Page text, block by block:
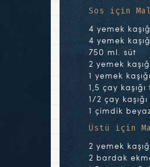
Sos için
4 yemek
4 yemek
750 ml. süt
2 yemek
1 yemek
1,5 çay kaşığı
1/2 çay
1 çimdik
Üstü için
2 yemek
2 bardak